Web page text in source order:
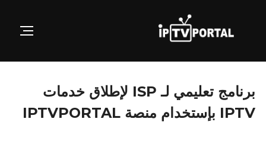
برنامج تعليمي لـ ISP لإطلاق خدمات
IPTV بإستخدام منصة IPTVPORTAL